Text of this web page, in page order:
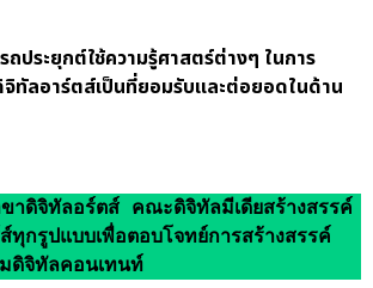
ประยุกต์ใช้ความรู้ศาสตร์ต่างๆ ในการ
ทัลอาร์ตส์เป็นที่ยอมรับและต่อยอดในด้าน
ดิจิทัลอร์ตส์ คณะดิจิทัลมีเดียสร้างสรรค์
ทุกรูปแบบเพื่อตอบโจทย์การสร้างสรรค์
ดิจิทัลคอนเทนท์